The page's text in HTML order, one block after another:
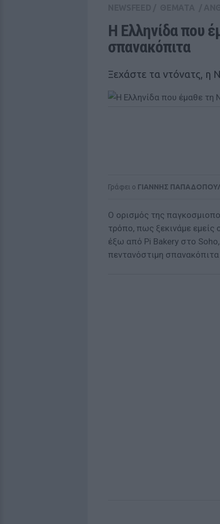
Η Ελληνίδα που
σπανακόπιτα
Ξεχάστε τα ντόνατς, η
Γράφει ο ΓΙΑΝΝΗΣ
Ο ορισμός της
τρόπο, πως ξεκινάμε εμείς
έξω από Pi Bakery στο
πεντανόστιμη σπανακόπιτα